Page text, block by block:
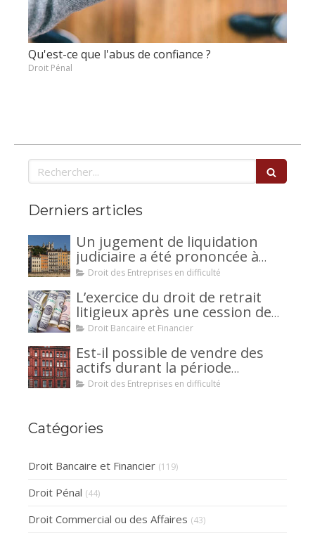
Qu'est-ce que l'abus de confiance ?
Droit Pénal
Rechercher
Derniers articles
Un jugement de liquidation
judiciaire a été prononcée à
votre encontre : comment
Droit des Entreprises en difficulté
L’exercice du droit de retrait
litigieux après une cession de
créance : un mécanisme
la caution.
Droit Bancaire et Financier
Est-il possible de vendre des
actifs durant la période
d’observation d’un
Droit des Entreprises en difficulté
Catégories
Droit Bancaire et Financier (119)
Droit Pénal (44)
Droit Commercial ou des Affaires (43)